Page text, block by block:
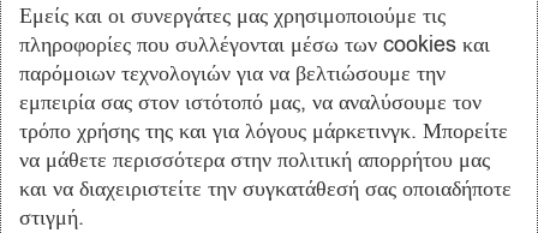
ΙΒΑΝ: GR9701101370000013700609178
Εμείς και οι συνεργάτες μας χρησιμοποιούμε τις
πληροφορίες που συλλέγονται μέσω των cookies και
παρόμοιων τεχνολογιών για να βελτιώσουμε την
εμπειρία σας στον ιστότοπό μας, να αναλύσουμε τον
τρόπο χρήσης της και για λόγους μάρκετινγκ. Μπορείτε
να μάθετε περισσότερα στην πολιτική απορρήτου μας
και να διαχειριστείτε την συγκατάθεσή σας οποιαδήποτε
στιγμή.